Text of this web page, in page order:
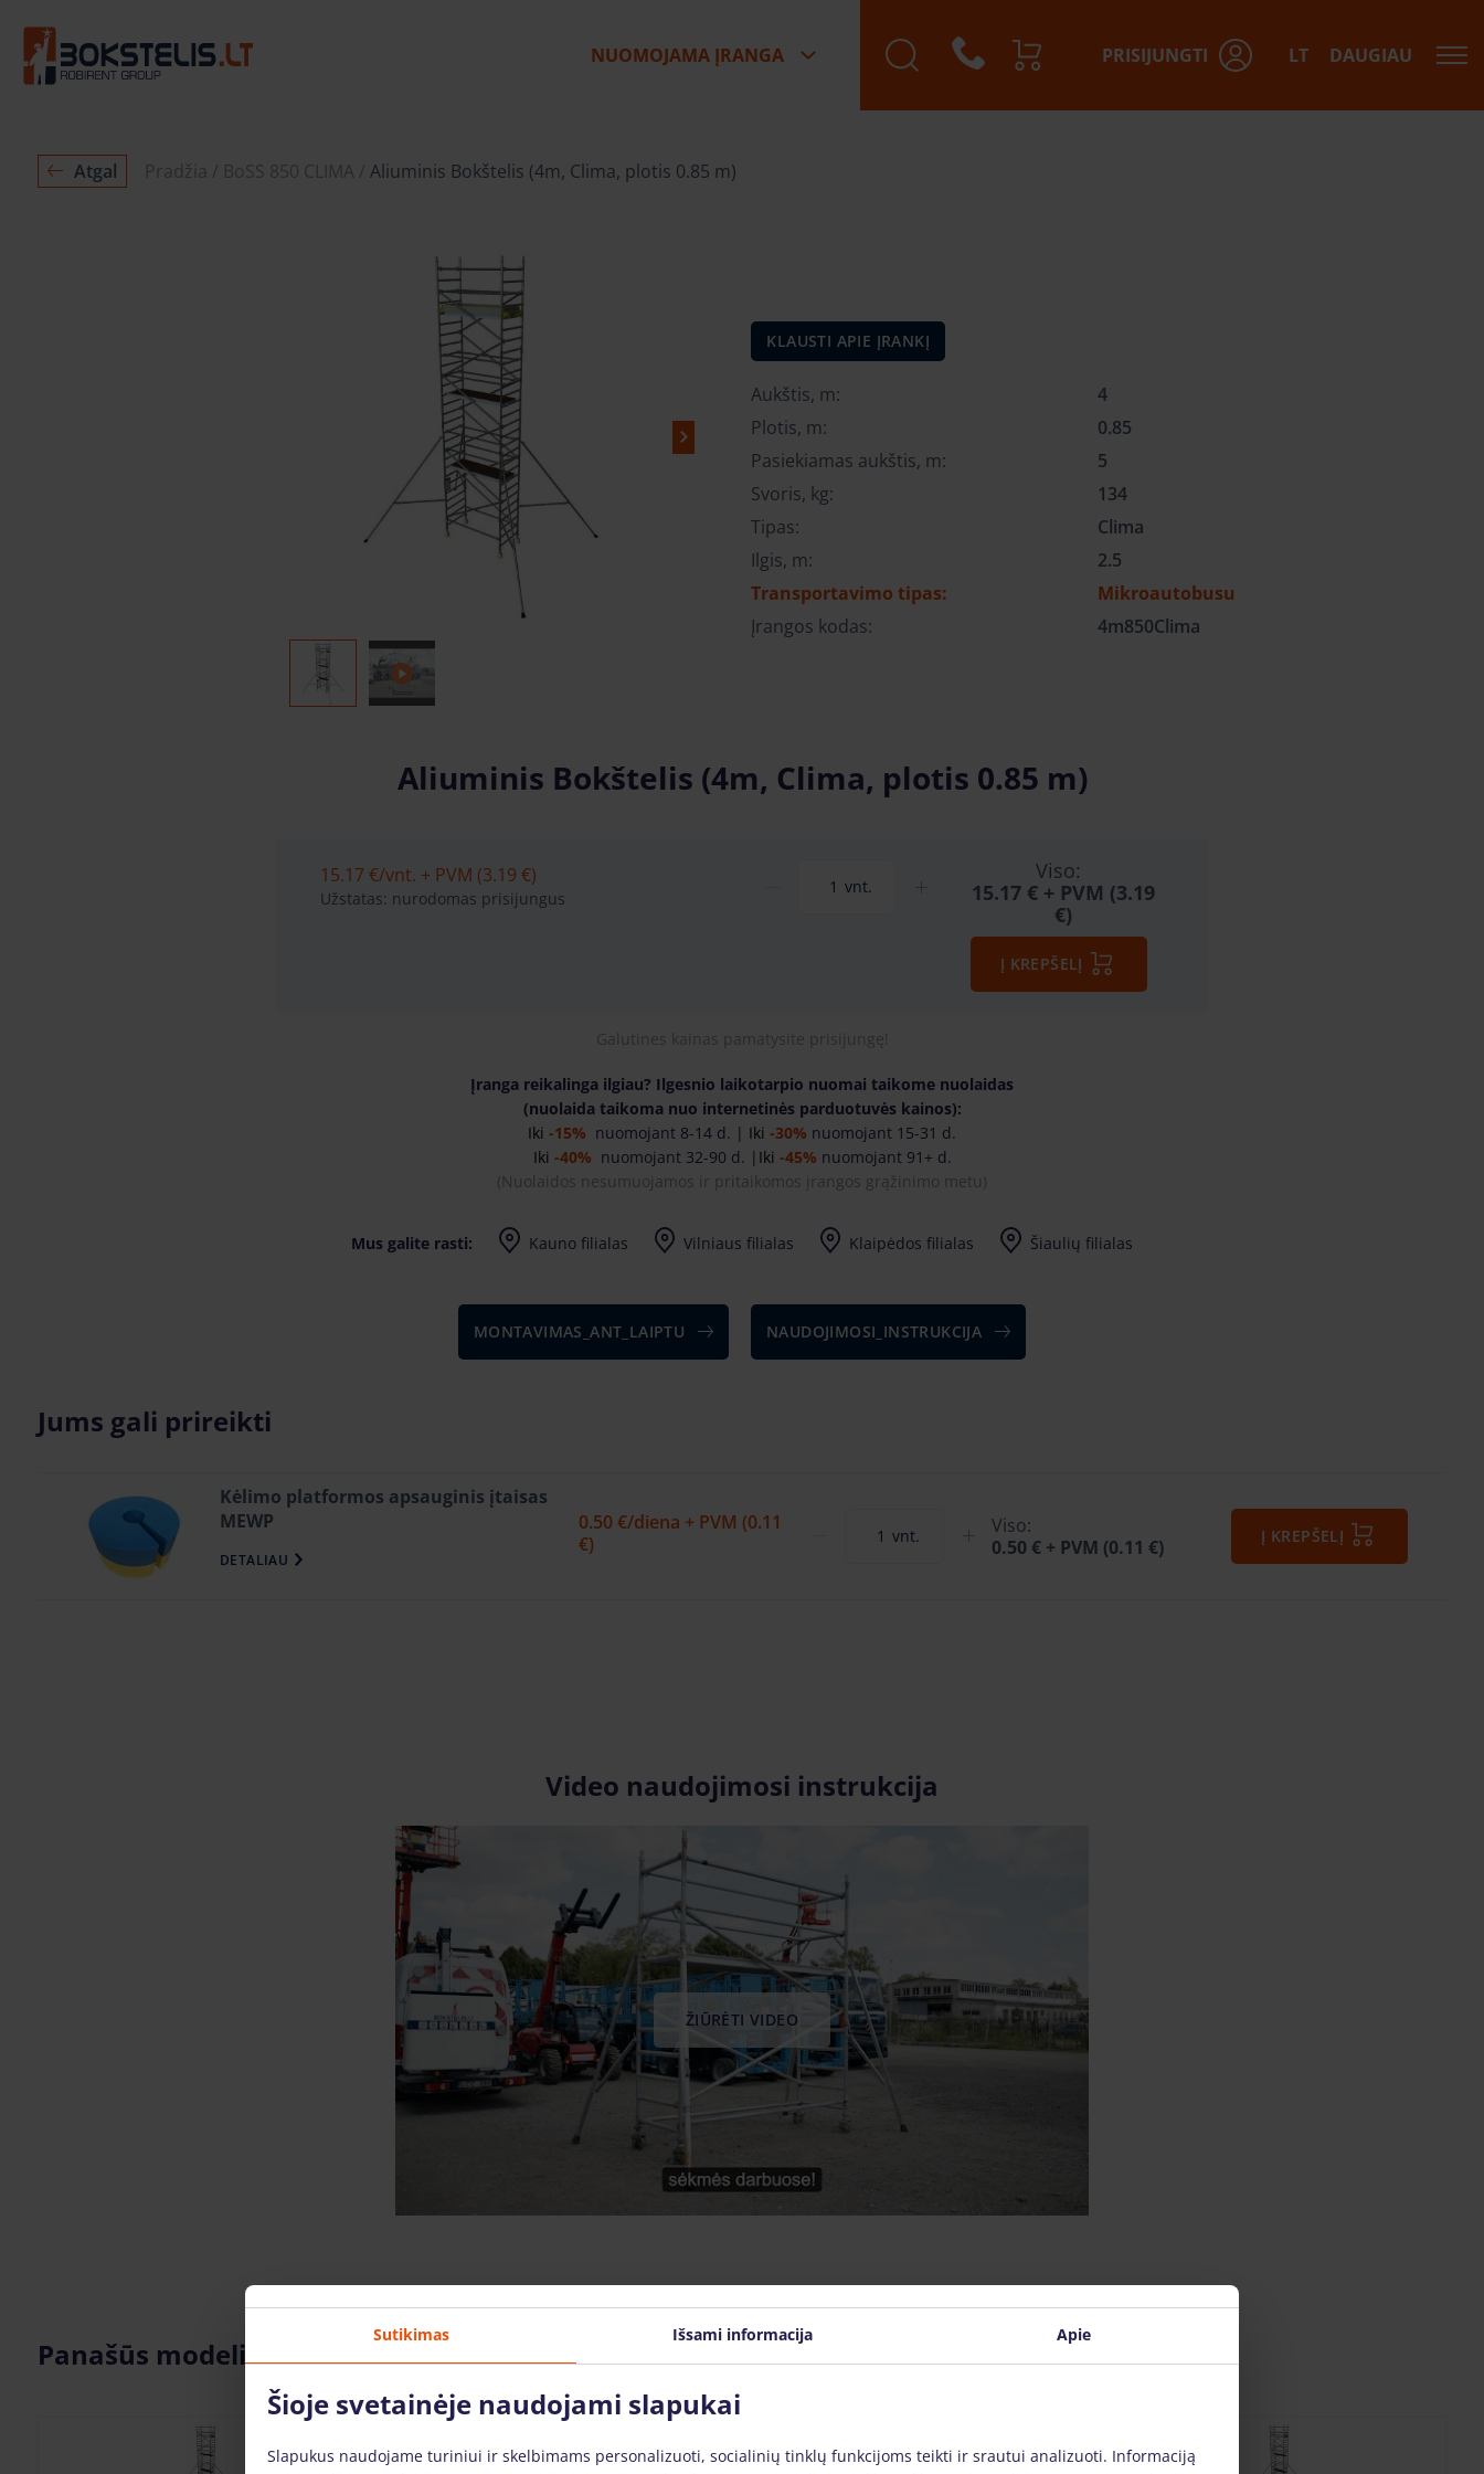
NUOMOJAMA ĮRANGA PRISIJUNGTI LT DAUGIAU
Atgal Pradžia BoSS 850 CLIMA Aliuminis Bokštelis (4m, Clima, plotis 0.85 m)
KLAUSTI APIE ĮRANKĮ
Aukštis, m:
4
Plotis, m:
0.85
Pasiekiamas aukštis, m:
5
Svoris, kg:
134
Tipas:
Clima
Ilgis, m:
2.5
Transportavimo tipas:
Mikroautobusu
Įrangos kodas:
4m850Clima
Aliuminis Bokštelis (4m, Clima, plotis 0.85 m)
15.17 €/vnt. + PVM (3.19 €)
Užstatas: nurodomas prisijungus
vnt.
Viso:
15.17 €+ PVM (3.19
€)
Į KREPŠELĮ
Galutines kainas pamatysite prisijungę!
Įranga reikalinga ilgiau? Ilgesnio laikotarpio nuomai taikome nuolaidas
(nuolaida taikoma nuo internetinės parduotuvės kainos):
Iki -15% nuomojant 8-14 d. | Iki -30% nuomojant 15-31 d.
Iki -40% nuomojant 32-90 d. | Iki -45% nuomojant 91+ d.
( Nuolaidos nesumuojamos ir pritaikomos įrangos grąžinimo metu)
Mus galite rasti: Kauno filialas Vilniaus filialas Klaipėdos filialas Šiaulių filialas
MONTAVIMAS_ANT_LAIPTU NAUDOJIMOSI_INSTRUKCIJA
Jums gali prireikti
Kėlimo platformos apsauginis įtaisas
MEWP
DETALIAU
0.50 €/diena + PVM (0.11
€)
vnt.
Viso:
0.50 € + PVM (0.11 €) Į KREPŠELĮ
Video naudojimosi instrukcija
ŽIŪRĖTI VIDEO
Panašūs modeliai
Sutikimas Išsami informacija Apie
Šioje svetainėje naudojami slapukai
Slapukus naudojame turiniui ir skelbimams personalizuoti, socialinių tinklų funkcijoms teikti ir srautui analizuoti. Informaciją